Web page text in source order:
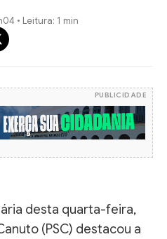
• Leitura: 1 min
PUBLICIDADE
desta quarta-feira,
(PSC) destacou a